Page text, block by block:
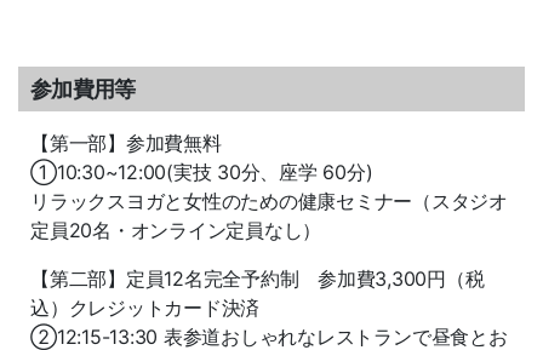
参加費用等
【第一部】参加費無料
①10:30~12:00(実技 30分、座学 60分)
リラックスヨガと女性のための健康セミナー（スタジオ
定員20名・オンライン定員なし）
【第二部】定員12名完全予約制 参加費3,300円（税
込）クレジットカード決済
②12:15-13:30 表参道おしゃれなレストランで昼食とお